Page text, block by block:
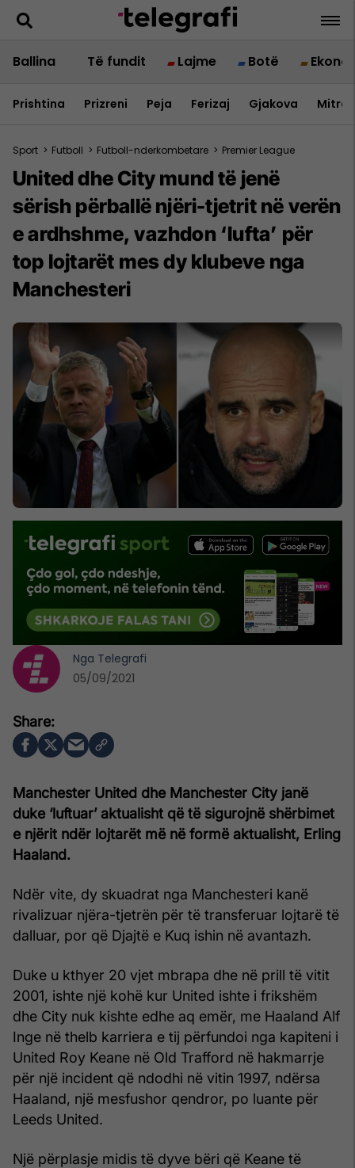
Ballina Të fundit Lajme Botë
Prishtina Prizreni Peja Ferizaj Gjakova
Sport > Futboll > Futboll-nderkombetare > Premier League
United dhe City mund të jenë
sërish përballë njëri-tjetrit në verën
e ardhshme, vazhdon ‘lufta’ për
top lojtarët mes dy klubeve nga
Manchesteri
Manchester United dhe Manchester City janë
duke ‘luftuar’ aktualisht që të sigurojnë shërbimet
e njërit ndër lojtarët më në formë aktualisht, Erling
Haaland.
Ndër vite, dy skuadrat nga Manchesteri kanë
rivalizuar njëra-tjetrën për të transferuar lojtarë të
dalluar, por që Djajtë e Kuq ishin në avantazh.
Duke u kthyer 20 vjet mbrapa dhe në prill të vitit
2001, ishte një kohë kur United ishte i frikshëm
dhe City nuk kishte edhe aq emër, me Haaland Alf
Inge në thelb karriera e tij përfundoi nga kapiteni i
United Roy Keane në Old Trafford në hakmarrje
për një incident që ndodhi në vitin 1997, ndërsa
Haaland, një mesfushor qendror, po luante për
Leeds United.
Një përplasje midis të dyve bëri që Keane të
Nga Telegrafi
05/09/2021